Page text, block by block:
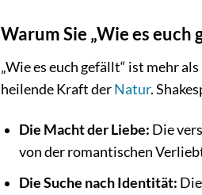
Warum Sie „Wie es
„Wie es euch gefällt“ ist mehr
heilende Kraft derNatur.
Die Macht der Liebe: Die
von der romantischen
Die Suche nach Identität: